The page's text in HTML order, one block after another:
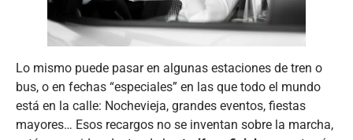
Lo mismo puede pasar en algunas estaciones de tren o
bus, o en fechas “especiales” en las que todo el mundo
está en la calle: Nochevieja, grandes eventos, fiestas
mayores… Esos recargos no se inventan sobre la marcha,